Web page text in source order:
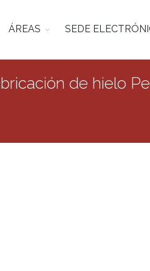
ÁREAS SEDE
de hielo